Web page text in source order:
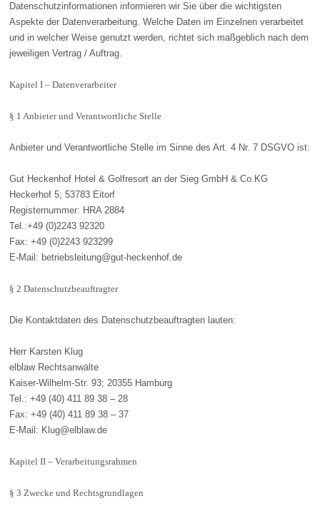
Datenschutzinformationen informieren wir Sie über die wichtigsten
Aspekte der Datenverarbeitung. Welche Daten im Einzelnen verarbeitet
und in welcher Weise genutzt werden, richtet sich maßgeblich nach dem
jeweiligen Vertrag / Auftrag.
Kapitel I – Datenverarbeiter
§ 1 Anbieter und Verantwortliche Stelle
Anbieter und Verantwortliche Stelle im Sinne des Art. 4 Nr. 7 DSGVO ist:
Gut Heckenhof Hotel & Golfresort an der Sieg GmbH & Co.KG
Heckerhof 5; 53783 Eitorf
Registernummer: HRA 2884
Tel.:+49 (0)2243 92320
Fax: +49 (0)2243 923299
E-Mail: betriebsleitung@gut-heckenhof.de
§ 2 Datenschutzbeauftragter
Die Kontaktdaten des Datenschutzbeauftragten lauten:
Herr Karsten Klug
elblaw Rechtsanwälte
Kaiser-Wilhelm-Str. 93; 20355 Hamburg
Tel.: +49 (40) 411 89 38 – 28
Fax: +49 (40) 411 89 38 – 37
E-Mail: Klug@elblaw.de
Kapitel II – Verarbeitungsrahmen
§ 3 Zwecke und Rechtsgrundlagen